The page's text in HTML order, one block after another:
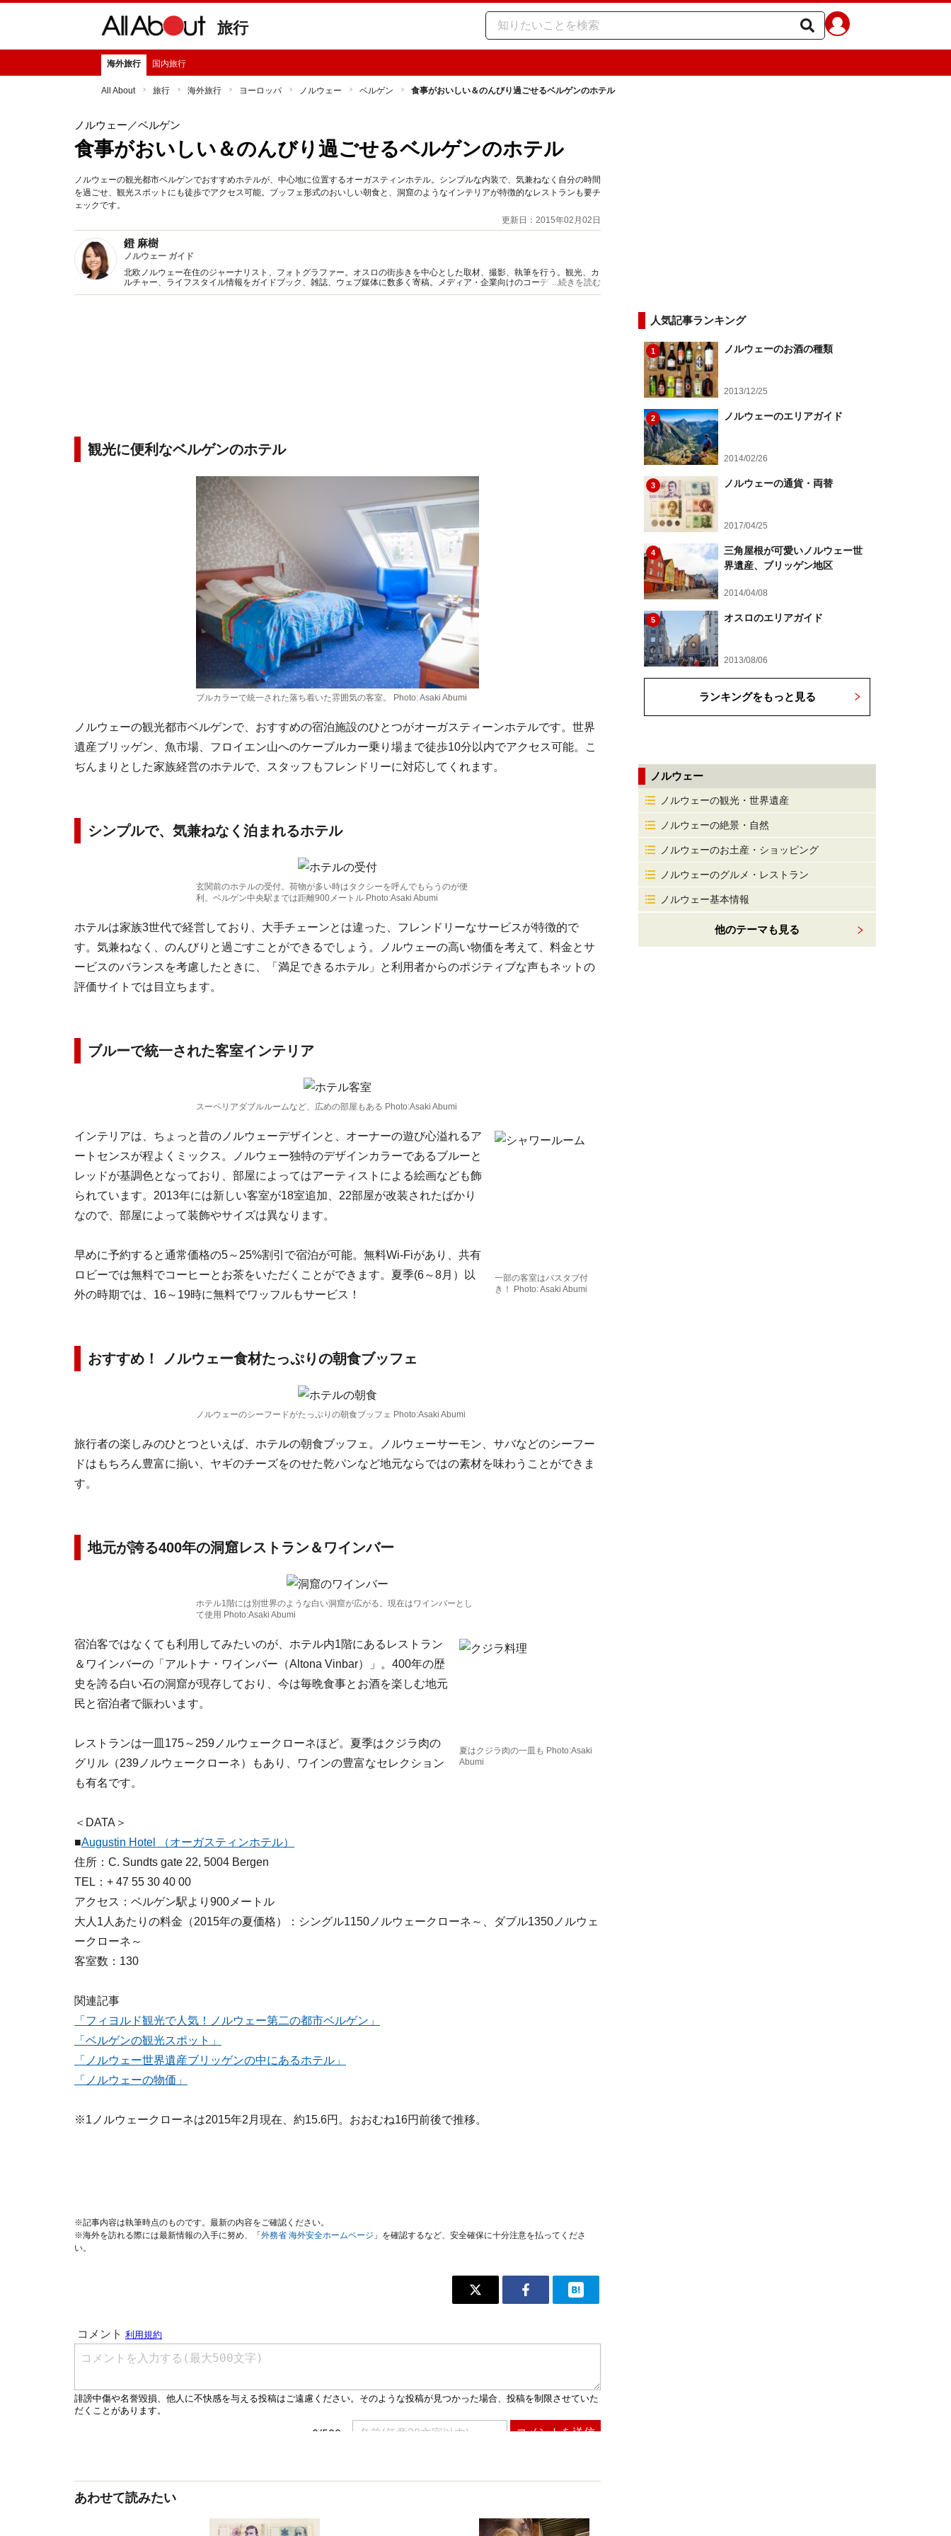
旅行
海外旅行 国内旅行
All About 旅行 海外旅行 ヨーロッパ ノルウェー ベルゲン 食事がおいしい＆のんびり過ごせるベルゲンのホテル
ノルウェー ／ベルゲン
食事がおいしい＆のんびり過ごせるベルゲンのホテル
ノルウェーの観光都市ベルゲンでおすすめホテルが、中心地に位置するオーガスティンホテル。シンプルな内装で、気兼ねなく自分の時間
を過ごせ、観光スポットにも徒歩でアクセス可能。ブッフェ形式のおいしい朝食と、洞窟のようなインテリアが特徴的なレストランも要チ
ェックです。
更新日：2015年02月02日
鐙 麻樹
ノルウェー ガイド
北欧ノルウェー在住のジャーナリスト、フォトグラファー。オスロの街歩きを中心とした取材、撮影、執筆を行う。観光、カ
ルチャー、ライフスタイル情報をガイドブック、雑誌、ウェブ媒体に数多く寄稿。メディア・企業向けのコーディネート、6
ヶ国語の海外ニュース翻訳・リサーチ、通訳業務など幅広く活動。
...続きを読む
観光に便利なベルゲンのホテル
ブルカラーで統一された落ち着いた雰囲気の客室。 Photo: Asaki Abumi
ノルウェーの観光都市ベルゲンで、おすすめの宿泊施設のひとつがオーガスティーンホテルです。世界
遺産ブリッゲン、魚市場、フロイエン山へのケーブルカー乗り場まで徒歩10分以内でアクセス可能。こ
ぢんまりとした家族経営のホテルで、スタッフもフレンドリーに対応してくれます。
シンプルで、気兼ねなく泊まれるホテル
玄関前のホテルの受付。荷物が多い時はタクシーを呼んでもらうのが便
利。ベルゲン中央駅までは距離900メートル Photo:Asaki Abumi
ホテルは家族3世代で経営しており、大手チェーンとは違った、フレンドリーなサービスが特徴的で
す。気兼ねなく、のんびりと過ごすことができるでしょう。ノルウェーの高い物価を考えて、料金とサ
ービスのバランスを考慮したときに、「満足できるホテル」と利用者からのポジティブな声もネットの
評価サイトでは目立ちます。
ブルーで統一された客室インテリア
スーペリアダブルルームなど、広めの部屋もある Photo:Asaki Abumi
一部の客室はバスタブ付
き！ Photo: Asaki Abumi
インテリアは、ちょっと昔のノルウェーデザインと、オーナーの遊び心溢れるア
ートセンスが程よくミックス。ノルウェー独特のデザインカラーであるブルーと
レッドが基調色となっており、部屋によってはアーティストによる絵画なども飾
られています。2013年には新しい客室が18室追加、22部屋が改装されたばかり
なので、部屋によって装飾やサイズは異なります。
早めに予約すると通常価格の5～25%割引で宿泊が可能。無料Wi-Fiがあり、共有
ロビーでは無料でコーヒーとお茶をいただくことができます。夏季(6～8月）以
外の時期では、16～19時に無料でワッフルもサービス！
おすすめ！ ノルウェー食材たっぷりの朝食ブッフェ
ノルウェーのシーフードがたっぷりの朝食ブッフェ Photo:Asaki Abumi
旅行者の楽しみのひとつといえば、ホテルの朝食ブッフェ。ノルウェーサーモン、サバなどのシーフー
ドはもちろん豊富に揃い、ヤギのチーズをのせた乾パンなど地元ならではの素材を味わうことができま
す。
地元が誇る400年の洞窟レストラン＆ワインバー
ホテル1階には別世界のような白い洞窟が広がる。現在はワインバーとし
て使用 Photo:Asaki Abumi
夏はクジラ肉の一皿も Photo:Asaki
Abumi
宿泊客ではなくても利用してみたいのが、ホテル内1階にあるレストラン
＆ワインバーの「アルトナ・ワインバー（Altona Vinbar）」。400年の歴
史を誇る白い石の洞窟が現存しており、今は毎晩食事とお酒を楽しむ地元
民と宿泊者で賑わいます。
レストランは一皿175～259ノルウェークローネほど。夏季はクジラ肉の
グリル（239ノルウェークローネ）もあり、ワインの豊富なセレクション
も有名です。
＜DATA＞
■Augustin Hotel （オーガスティンホテル）
住所：C. Sundts gate 22, 5004 Bergen
TEL：+ 47 55 30 40 00
アクセス：ベルゲン駅より900メートル
大人1人あたりの料金（2015年の夏価格）：シングル1150ノルウェークローネ～、ダブル1350ノルウェ
ークローネ～
客室数：130
関連記事
「フィヨルド観光で人気！ノルウェー第二の都市ベルゲン」
「ベルゲンの観光スポット」
「ノルウェー世界遺産ブリッゲンの中にあるホテル」
「ノルウェーの物価」
※1ノルウェークローネは2015年2月現在、約15.6円。おおむね16円前後で推移。
※記事内容は執筆時点のものです。最新の内容をご確認ください。
※海外を訪れる際には最新情報の入手に努め、「 外務省 海外安全ホームページ 」を確認するなど、安全確保に十分注意を払ってくださ
い。
あわせて読みたい
人気記事ランキング
1 ノルウェーのお酒の種類
2013/12/25
2 ノルウェーのエリアガイド
2014/02/26
3 ノルウェーの通貨・両替
2017/04/25
4
三角屋根が可愛いノルウェー世
界遺産、ブリッゲン地区
2014/04/08
5 オスロのエリアガイド
2013/08/06
ランキングをもっと見る
ノルウェー
ノルウェーの観光・世界遺産
ノルウェーの絶景・自然
ノルウェーのお土産・ショッピング
ノルウェーのグルメ・レストラン
ノルウェー基本情報
他のテーマも見る